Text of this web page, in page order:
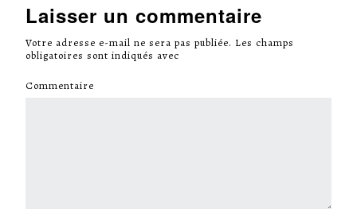
Laisser un commentaire
Votre adresse e-mail ne sera pas publiée. Les champs
obligatoires sont indiqués avec
Commentaire